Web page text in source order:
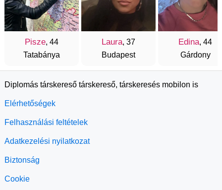
Pisze, 44
Tatabánya
Laura, 37
Budapest
Edina, 44
Gárdony
Diplomás társkereső társkereső, társkeresés mobilon is
Elérhetőségek
Felhasználási feltételek
Adatkezelési nyilatkozat
Biztonság
Cookie